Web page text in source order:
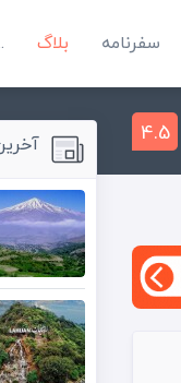
سفرنامه بلاگ
4.5